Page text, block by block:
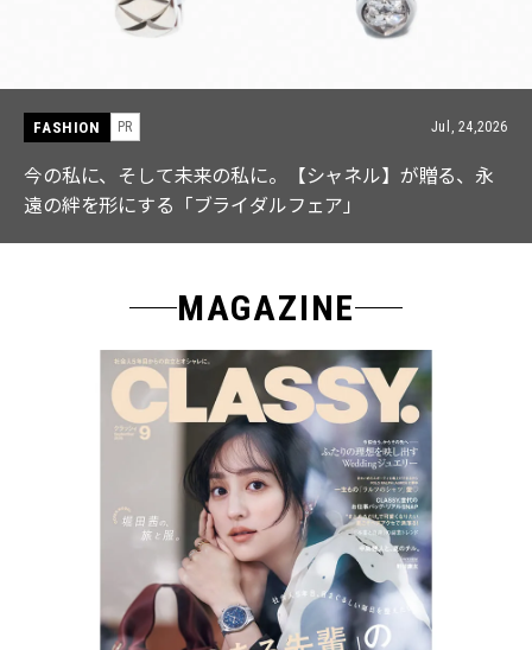
FASHION PR Jul, 15,2026
【ICB】人気インフルエンサーと共同制作! 週5で着たく
なる「名品ブラウス」２選
MAGAZINE